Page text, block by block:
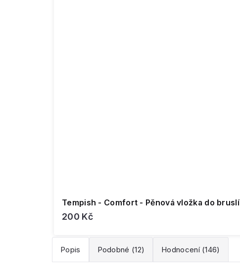
Tempish - Comfort - Pěnová vložka do bruslí
200 Kč
Popis Podobné (12) Hodnocení (146)